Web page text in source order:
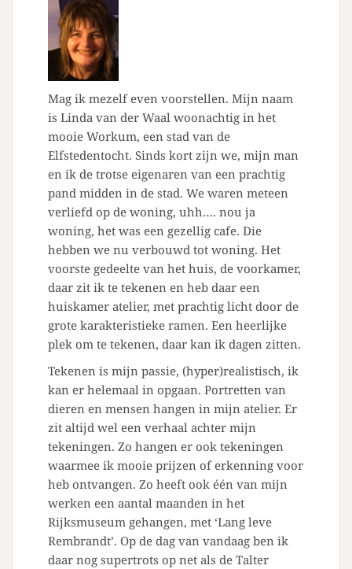
Mag ik mezelf even voorstellen. Mijn naam
is Linda van der Waal woonachtig in het
mooie Workum, een stad van de
Elfstedentocht. Sinds kort zijn we, mijn man
en ik de trotse eigenaren van een prachtig
pand midden in de stad. We waren meteen
verliefd op de woning, uhh…. nou ja
woning, het was een gezellig cafe. Die
hebben we nu verbouwd tot woning. Het
voorste gedeelte van het huis, de voorkamer,
daar zit ik te tekenen en heb daar een
huiskamer atelier, met prachtig licht door de
grote karakteristieke ramen. Een heerlijke
plek om te tekenen, daar kan ik dagen zitten.
Tekenen is mijn passie, (hyper)realistisch, ik
kan er helemaal in opgaan. Portretten van
dieren en mensen hangen in mijn atelier. Er
zit altijd wel een verhaal achter mijn
tekeningen. Zo hangen er ook tekeningen
waarmee ik mooie prijzen of erkenning voor
heb ontvangen. Zo heeft ook één van mijn
werken een aantal maanden in het
Rijksmuseum gehangen, met ‘Lang leve
Rembrandt’. Op de dag van vandaag ben ik
daar nog supertrots op net als de Talter